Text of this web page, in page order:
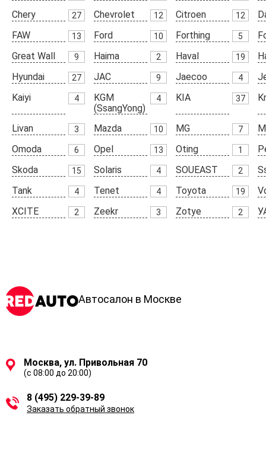
Chery
27 Chevrolet 12 Citroen 12
FAW
13 Ford 10 Forthing 5
Great Wall
9 Haima 2 Haval 19
Hyundai
27 JAC 9 Jaecoo 4
Kaiyi
4
KGM
(SsangYong)
4 KIA 37
Livan 3 Mazda 10 MG 7
Omoda
6 Opel 13 Oting 1
Skoda
15 Solaris 4 SOUEAST 2
Tank
4 Tenet 4 Toyota 19
XCITE
2 Zeekr 3 Zotye 2
Автосалон в Москве
Москва, ул. Привольная 70
(с 08:00 до 20:00)
8 (495) 229-39-89
Заказать обратный звонок